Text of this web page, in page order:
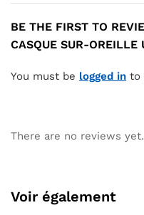
BE THE FIRST TO
CASQUE SUR-OREILLE
You must be logged in to
There are no reviews yet.
Voir également